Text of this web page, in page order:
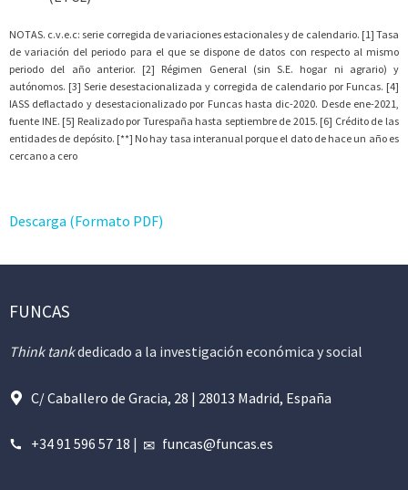
NOTAS. c.v.e.c: serie corregida de variaciones estacionales y de calendario. [1] Tasa
de variación del periodo para el que se dispone de datos con respecto al mismo
periodo del año anterior. [2] Régimen General (sin S.E. hogar ni agrario) y
autónomos. [3] Serie desestacionalizada y corregida de calendario por Funcas. [4]
IASS deflactado y desestacionalizado por Funcas hasta dic-2020. Desde ene-2021,
fuente INE. [5] Realizado por Turespaña hasta septiembre de 2015. [6] Crédito de las
entidades de depósito. [**] No hay tasa interanual porque el dato de hace un año es
cercano a cero
Descarga (Formato PDF)
FUNCAS
Think tankdedicado a la investigación económica y social
C/ Caballero de Gracia, 28 | 28013 Madrid, España
+34 91 596 57 18 | funcas@funcas.es